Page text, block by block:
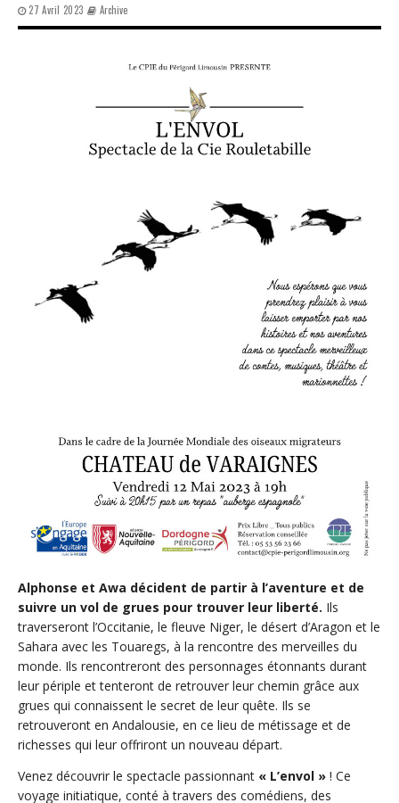
27 Avril 2023 Archive
Alphonse et Awa décident de partir à l’aventure et de
suivre un vol de grues pour trouver leur liberté. Ils
traverseront l’Occitanie, le fleuve Niger, le désert d’Aragon et le
Sahara avec les Touaregs, à la rencontre des merveilles du
monde. Ils rencontreront des personnages étonnants durant
leur périple et tenteront de retrouver leur chemin grâce aux
grues qui connaissent le secret de leur quête. Ils se
retrouveront en Andalousie, en ce lieu de métissage et de
richesses qui leur offriront un nouveau départ.
Venez découvrir le spectacle passionnant « L’envol » ! Ce
voyage initiatique, conté à travers des comédiens, des